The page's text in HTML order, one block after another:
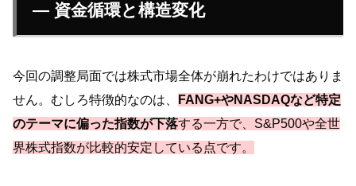
— 資金循環と構造変化
今回の調整局面では株式市場全体が崩れたわけではありま
せん。むしろ特徴的なのは、
FANG+やNASDAQなど特定
のテーマに偏った指数が下落する一方で、S&P500や全世
界株式指数が比較的安定している点です。